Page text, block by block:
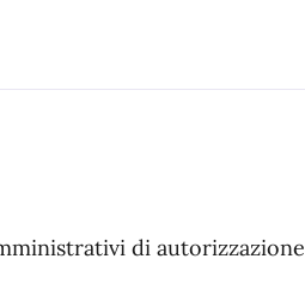
di autorizzazione